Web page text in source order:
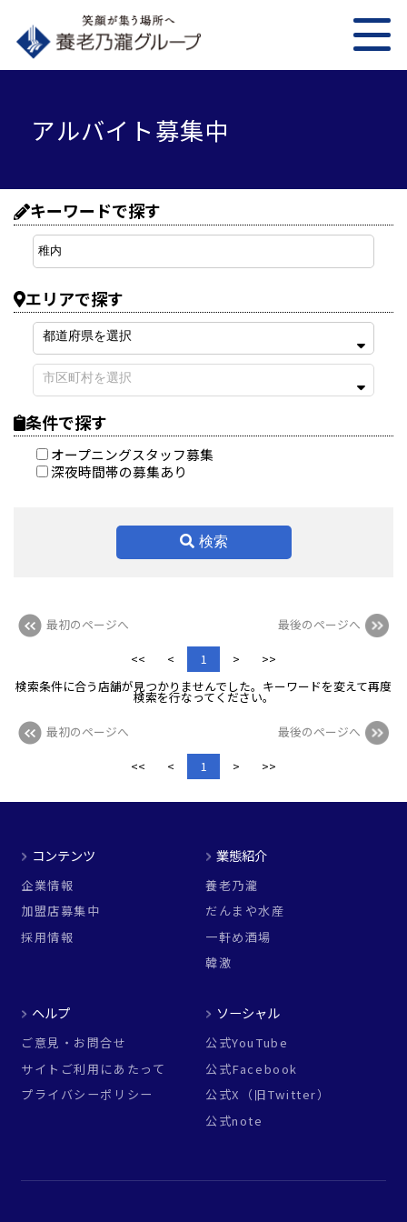
アルバイト募集中
キーワードで探す
エリアで探す
条件で探す
オープニングスタッフ募集
深夜時間帯の募集あり
検索
最初のページへ 最後のページへ
<< < 1 >
>>
検索条件に合う店舗が見つかりませんでした。キーワードを変えて再度
検索を行なってください。
最初のページへ
最後のページへ
<< < 1 > >>
コンテンツ
企業情報
加盟店募集中
採用情報
業態紹介
養老乃瀧
だんまや水産
一軒め酒場
韓激
ヘルプ
ご意見・お問合せ
サイトご利用にあたって
プライバシーポリシー
ソーシャル
公式YouTube
公式Facebook
公式X（旧Twitter）
公式note